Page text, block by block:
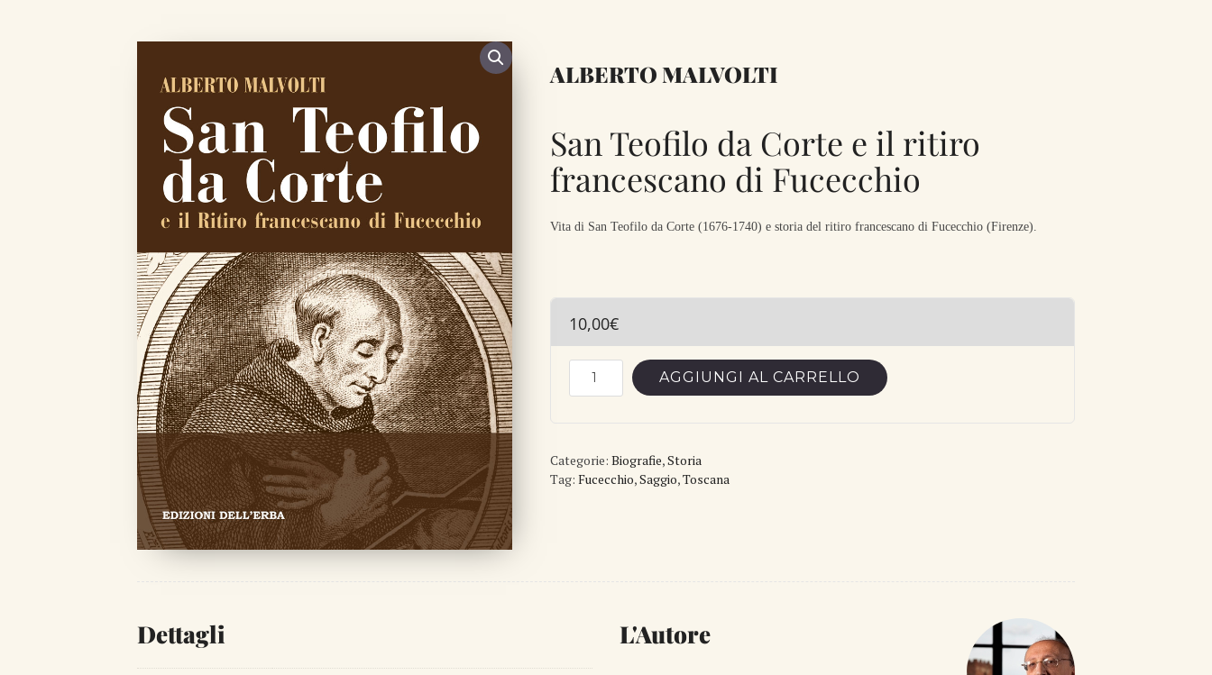
ALBERTO MALVOLTI
San Teofilo da Corte e il ritiro
francescano di Fucecchio
Vita di San Teofilo da Corte (1676-1740) e storia del ritiro francescano di Fucecchio (Firenze).
10,00€
Teofilo
e
il
AGGIUNGI AL CARRELLO
Categorie: Biografie,Storia
Tag: Fucecchio,Saggio,Toscana
Dettagli L'Autore